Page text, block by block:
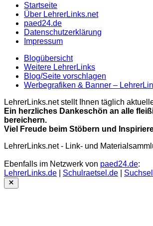
Startseite
Über LehrerLinks.net
paed24.de
Datenschutzerklärung
Impressum
Blogübersicht
Weitere LehrerLinks
Blog/Seite vorschlagen
Werbegrafiken & Banner –
LehrerLinks.net stellt Ihnen täglich
Ein herzliches Dankeschön an alle
bereichern.
Viel Freude beim Stöbern und
LehrerLinks.net - Link- und
Ebenfalls im Netzwerk von paed24.de:
LehrerLinks.de
Schulraetsel.de
Close